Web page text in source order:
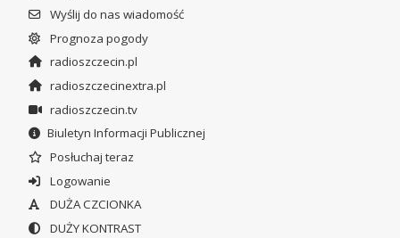
Wyślij do nas wiadomość
Prognoza pogody
radioszczecin.pl
radioszczecinextra.pl
radioszczecin.tv
Biuletyn Informacji Publicznej
Posłuchaj teraz
Logowanie
DUŻA CZCIONKA
DUŻY KONTRAST